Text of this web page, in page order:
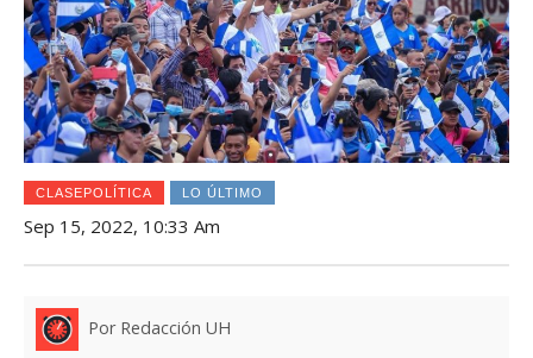
CLASEPOLÍTICA LO ÚLTIMO
Sep 15, 2022, 10:33 Am
Por Redacción UH